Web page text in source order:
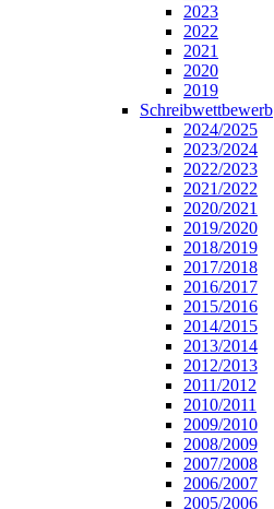
2023
2022
2021
2020
2019
Schreibwettbewerb
2024/2025
2023/2024
2022/2023
2021/2022
2020/2021
2019/2020
2018/2019
2017/2018
2016/2017
2015/2016
2014/2015
2013/2014
2012/2013
2011/2012
2010/2011
2009/2010
2008/2009
2007/2008
2006/2007
2005/2006